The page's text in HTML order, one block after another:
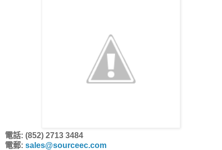
電話: (852) 2713 3484
電郵: sales@sourceec.com